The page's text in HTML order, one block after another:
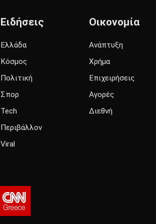
Ειδήσεις
Ελλάδα
Κόσμος
Πολιτική
Σπορ
Tech
Περιβάλλον
Viral
Οικονομία
Ανάπτυξη
Χρήμα
Επιχειρήσεις
Αγορές
Διεθνή